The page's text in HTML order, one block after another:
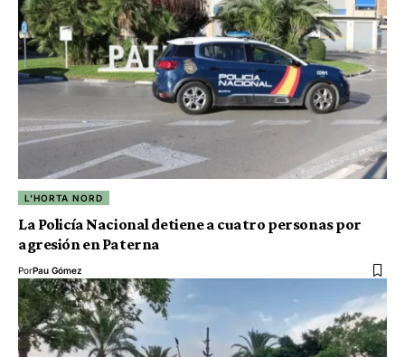
L'HORTA NORD
La Policía Nacional detiene a cuatro personas por
agresión en Paterna
PorPau Gómez